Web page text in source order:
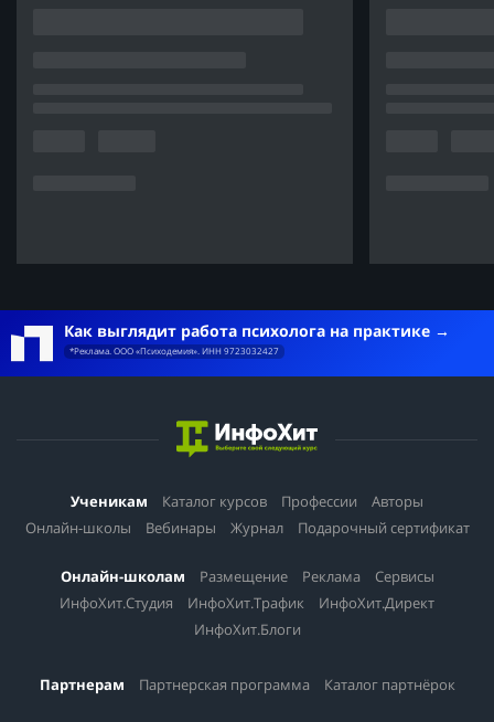
Как выглядит работа психолога на практике
*Реклама. ООО «Психодемия». ИНН 9723032427
Ученикам Каталог курсов Профессии
Авторы
Онлайн-школы
Вебинары Журнал Подарочный сертификат
Онлайн-школам Размещение Реклама
Сервисы
ИнфоХит.Студия
ИнфоХит.Трафик
ИнфоХит.Директ
ИнфоХит.Блоги
Партнерам Партнерская программа Каталог партнёрок